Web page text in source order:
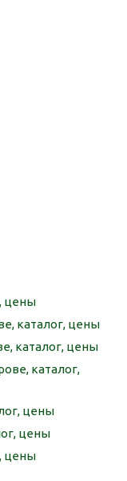
цены
каталог, цены
каталог, цены
каталог,
цены
цены
цены